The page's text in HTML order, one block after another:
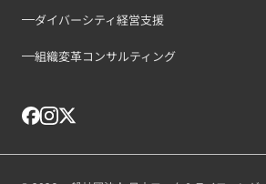
ダイバーシティ経営支援
組織変革コンサルティング